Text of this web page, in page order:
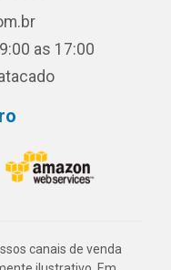
as 17:00
canais de venda